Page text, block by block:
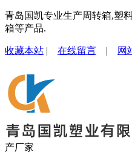
青岛国凯专业生产周转箱,塑
箱等产品.
收藏本站 | 在线留言 | 网
产厂家